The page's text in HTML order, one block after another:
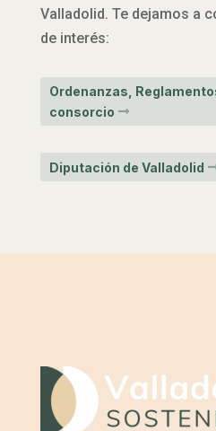
Valladolid. Te dejamos a
de interés:
Ordenanzas,
consorcio
Diputación de Valladolid